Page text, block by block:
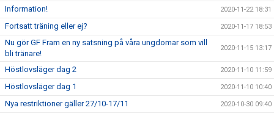
Information! 2020-11-22 18:31
Fortsatt träning eller ej? 2020-11-17 18:53
Nu gör GF Fram en ny satsning på våra ungdomar som vill
bli tränare!
2020-11-15 13:17
Höstlovsläger dag 2 2020-11-10 11:59
Höstlovsläger dag 1 2020-11-10 10:40
Nya restriktioner gäller 27/10-17/11 2020-10-30 09:40